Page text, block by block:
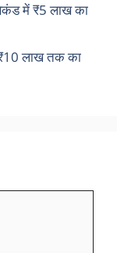
में ₹5 लाख का
₹10 लाख तक का